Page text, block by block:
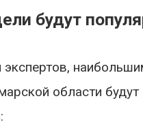
будут
области будут